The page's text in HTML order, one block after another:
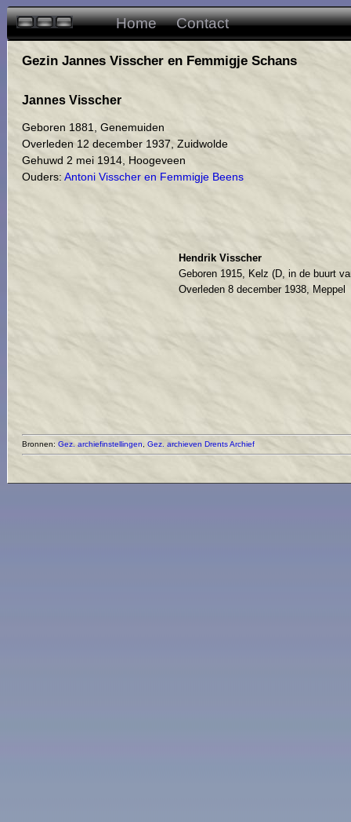
Home Contact
Gezin Jannes Visscher en Femmigje Schans
Jannes Visscher
Geboren 1881, Genemuiden
Overleden 12 december 1937, Zuidwolde
Gehuwd 2 mei 1914, Hoogeveen
Ouders: Antoni Visscher en Femmigje Beens
Hendrik Visscher
Geboren 1915, Kelz (D, in de buurt
Overleden 8 december 1938, Meppel
Bronnen: Gez. archiefinstellingen, Gez. archieven Drents Archief